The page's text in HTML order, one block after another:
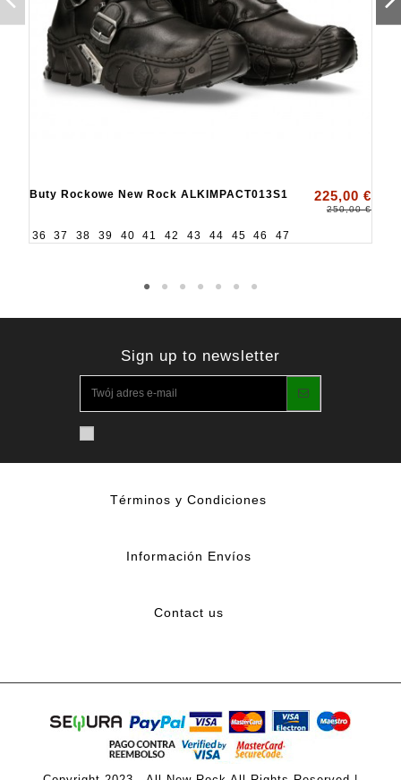
Buty Rockowe New Rock ALKIMPACT013S1 225,00 €
250,00 €
36 37 38 39 40 41 42 43 44 45 46 47
Sign up to newsletter
Términos y Condiciones
Información Envíos
Contact us